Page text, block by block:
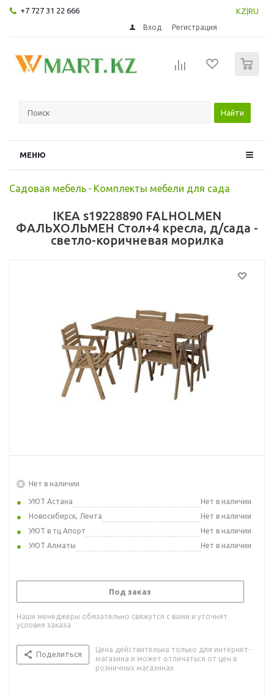
+7 727 31 22 666 KZ RU
Вход Регистрация
Найти
МЕНЮ
Садовая мебель - Комплекты мебели для сада
IKEA s19228890 FALHOLMEN
ФАЛЬХОЛЬМЕН Стол+4 кресла, д/сада -
светло-коричневая морилка
Нет в наличии
УЮТ Астана
Нет в наличии
Новосибирск, Лента
Нет в наличии
УЮТ в тц Апорт
Нет в наличии
УЮТ Алматы
Нет в наличии
Под заказ
Наши менеджеры обязательно свяжутся с вами и уточнят
условия заказа
Поделиться
Цена действительна только для интернет-
магазина и может отличаться от цен в
розничных магазинах